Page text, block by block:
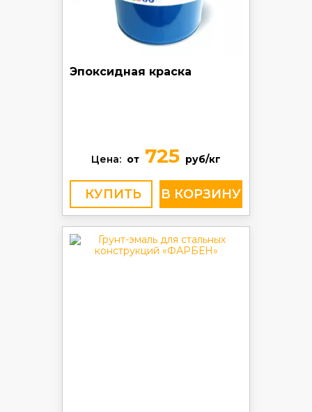
Эпоксидная краска
Цена: от 725 руб/кг
КУПИТЬ